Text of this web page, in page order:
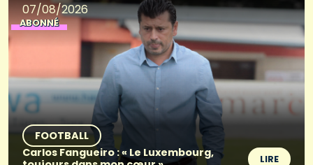
07/08/2026
ABONNÉ
FOOTBALL
Carlos Fangueiro : « Le Luxembourg,
LIRE